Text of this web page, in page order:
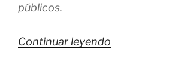
públicos.
Continuar leyendo